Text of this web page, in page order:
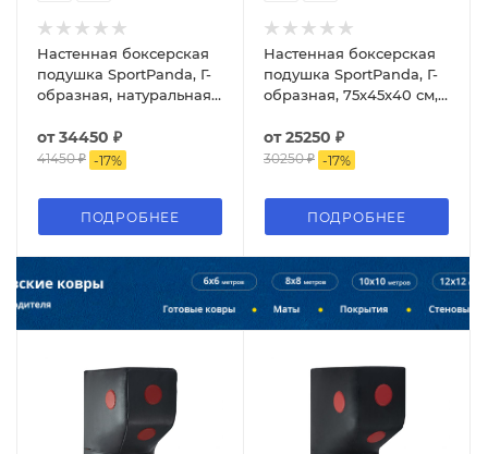
Настенная боксерская
подушка SportPanda, Г-
образная, натуральная
от34450 ₽
41450 ₽ -17%
ПОДРОБНЕЕ
Настенная боксерская
подушка SportPanda, Г-
образная, 75х45х40 см,
от25250 ₽
30250 ₽ -17%
ПОДРОБНЕЕ